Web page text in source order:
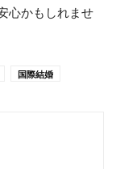
心かもしれませ
国際結婚